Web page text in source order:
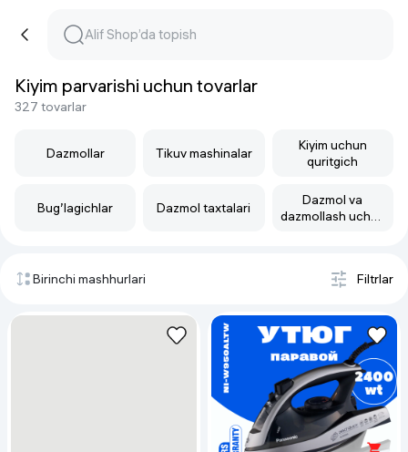
Kiyim parvarishi uchun tovarlar
327 tovarlar
Dazmollar Tikuv mashinalar
Kiyim uchun
quritgich
Bug’lagichlar Dazmol taxtalari
Dazmol va
dazmollash uchun
Birinchi mashhurlari Filtrlar